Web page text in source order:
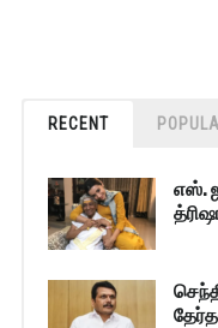
RECENT
எஸ்.